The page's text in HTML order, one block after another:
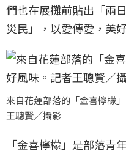
們也在展攤前貼出「兩
災民」，以愛傳愛，美
來自花蓮部落的「金喜檸檬
王聰賢／攝影
「金喜檸檬」是部落青